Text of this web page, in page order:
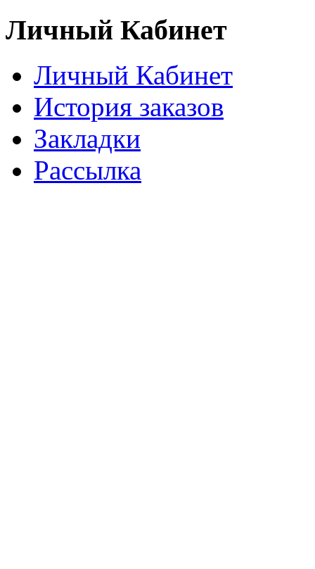
Личный Кабинет
Личный Кабинет
История заказов
Закладки
Рассылка